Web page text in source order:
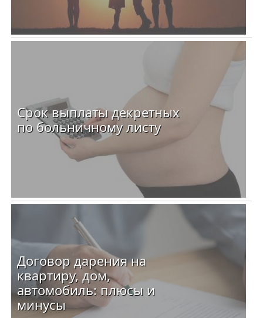
Срок выплаты декретных
по больничному листу
Договор дарения на
квартиру, дом,
автомобиль: плюсы и
минусы